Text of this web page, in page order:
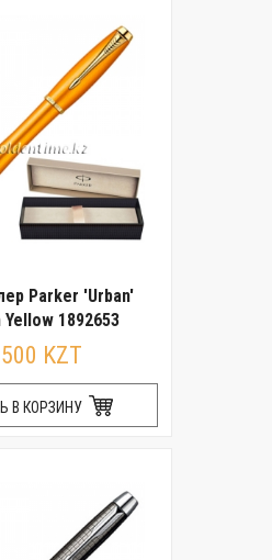
Parker 'Urban'
Yellow 1892653
KZT
В КОРЗИНУ